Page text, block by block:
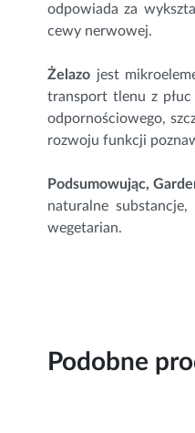
odpowiada za
cewy nerwowej.
Żelazo jest
transport tlenu z płuc
odpornościowego,
rozwoju funkcji
Podsumowując,
naturalne
wegetarian.
Podobne